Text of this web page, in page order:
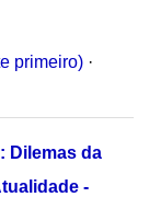
primeiro) ·
Dilemas da
-